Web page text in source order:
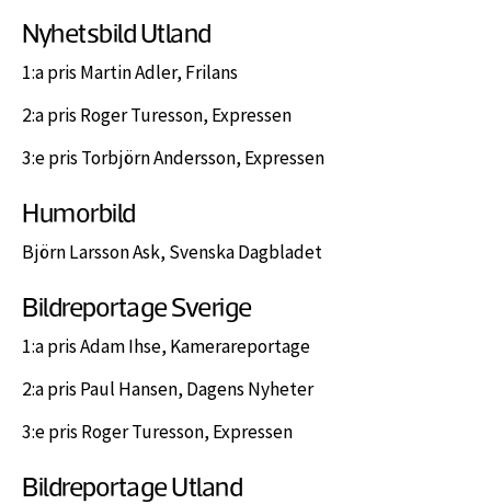
Nyhetsbild Utland
1:a pris Martin Adler, Frilans
2:a pris Roger Turesson, Expressen
3:e pris Torbjörn Andersson, Expressen
Humorbild
Björn Larsson Ask, Svenska Dagbladet
Bildreportage Sverige
1:a pris Adam Ihse, Kamerareportage
2:a pris Paul Hansen, Dagens Nyheter
3:e pris Roger Turesson, Expressen
Bildreportage Utland